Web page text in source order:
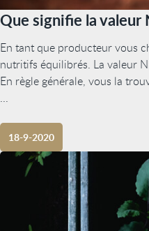
Que signifie la valeur
En tant que producteur vous
nutritifs équilibrés. La valeur
En règle générale, vous la
...
18-9-2020